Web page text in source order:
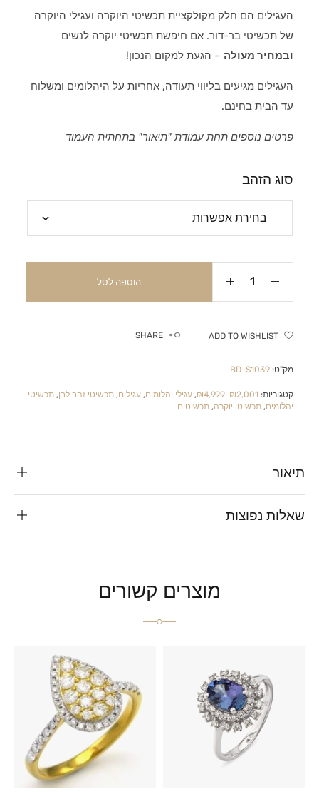
העגילים הם חלק מקולקציית תכשיטי היוקרה ועגילי היוקרה
של תכשיטי בר-דור. אם חיפשת תכשיטי יוקרה לנשים
ובמחיר מעולה – הגעת למקום הנכון!
העגילים מגיעים בליווי תעודה, אחריות על היהלומים ומשלוח
עד הבית בחינם.
פרטים נוספים תחת עמודת "תיאור" בתחתית העמוד
סוג הזהב
הוספה לסל
ADD TO WISHLIST
SHARE
מק"ט:BD-S1039
קטגוריות:₪2,001-₪4,999
,עגילי יהלומים,עגילים,תכשיטי זהב לבן,תכשיטי
יהלומים,תכשיטי יוקרה,תכשיטים
תיאור
שאלות נפוצות
מוצרים קשורים